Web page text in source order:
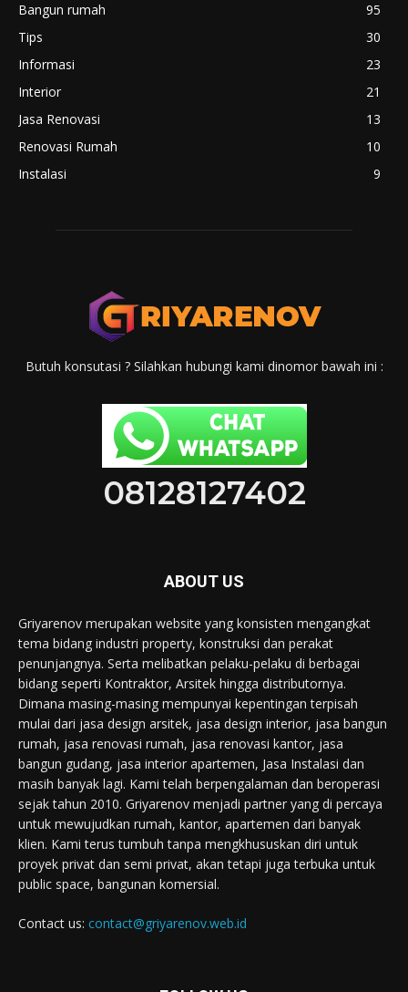
Bangun rumah
95
Tips
30
Informasi
23
Interior
21
Jasa Renovasi
13
Renovasi Rumah
10
Instalasi
9
Butuh konsutasi ? Silahkan hubungi kami dinomor bawah ini :
08128127402
ABOUT US
Griyarenov merupakan website yang konsisten mengangkat
tema bidang industri property, konstruksi dan perakat
penunjangnya. Serta melibatkan pelaku-pelaku di berbagai
bidang seperti Kontraktor, Arsitek hingga distributornya.
Dimana masing-masing mempunyai kepentingan terpisah
mulai dari jasa design arsitek, jasa design interior, jasa bangun
rumah, jasa renovasi rumah, jasa renovasi kantor, jasa
bangun gudang, jasa interior apartemen, Jasa Instalasi dan
masih banyak lagi. Kami telah berpengalaman dan beroperasi
sejak tahun 2010. Griyarenov menjadi partner yang di percaya
untuk mewujudkan rumah, kantor, apartemen dari banyak
klien. Kami terus tumbuh tanpa mengkhususkan diri untuk
proyek privat dan semi privat, akan tetapi juga terbuka untuk
public space, bangunan komersial.
Contact us: contact@griyarenov.web.id